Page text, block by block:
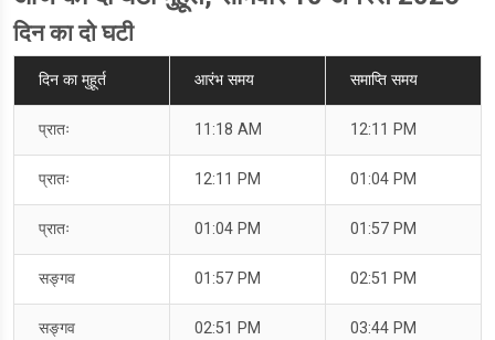
दिन का दो घटी
दिन का मुहूर्त आरंभ समय समाप्ति समय
प्रातः 11:18 AM 12:11 PM
प्रातः 12:11 PM 01:04 PM
प्रातः 01:04 PM 01:57 PM
सङ्गव 01:57 PM 02:51 PM
सङ्गव 02:51 PM 03:44 PM